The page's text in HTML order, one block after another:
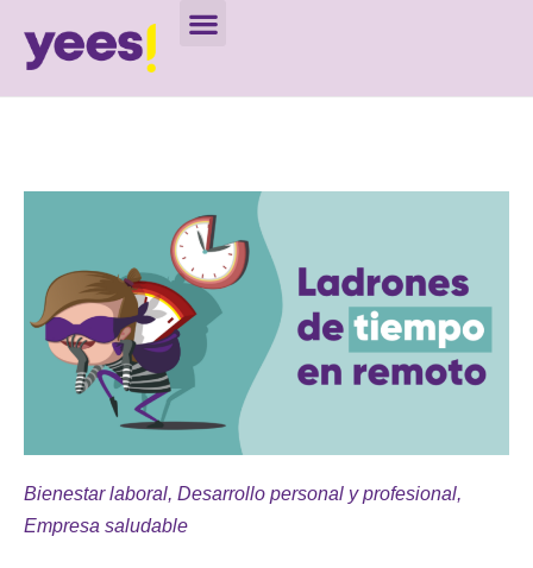
Bienestar laboral, Desarrollo personal y profesional,
Empresa saludable